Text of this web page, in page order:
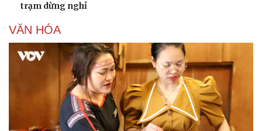
trạm dừng nghỉ
VĂN HÓA